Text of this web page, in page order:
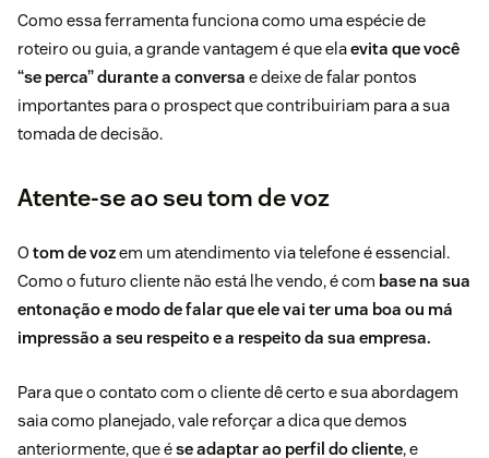
Como essa ferramenta funciona como uma espécie de
roteiro ou guia, a grande vantagem é que elaevita que você
“se perca” durante a conversa e deixe de falar pontos
importantes para o prospect que contribuiriam para a sua
tomada de decisão.
Atente-se ao seu tom de voz
O tom de vozem um atendimento via telefone é essencial.
Como o futuro cliente não está lhe vendo, é com base na sua
entonação e modo de falar que ele vai ter uma boa ou má
impressão a seu respeito e a respeito da sua empresa.
Para que o contato com o cliente dê certo e sua abordagem
saia como planejado, vale reforçar a dica que demos
anteriormente, que ése adaptar ao perfil do cliente, e